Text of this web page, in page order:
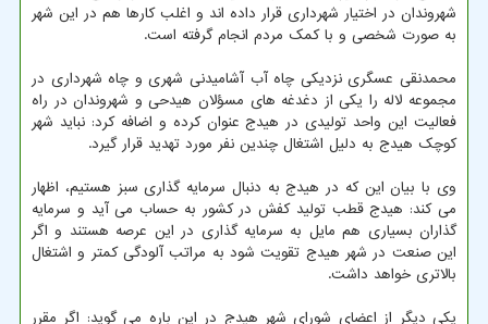
شهروندان در اختیار شهرداری قرار داده اند و اغلب کارها هم در این شهر
به صورت شخصی و با کمک مردم انجام گرفته است.
محمدنقی عسگری نزدیکی چاه آب آشامیدنی شهری و چاه شهرداری در
مجموعه لاله را یکی از دغدغه های مسؤلان هیدحی و شهروندان در راه
فعالیت این واحد تولیدی در هیدج عنوان کرده و اضافه کرد: نباید شهر
کوچک هیدج به دلیل اشتغال چندین نفر مورد تهدید قرار گیرد.
وی با بیان این که در هیدج به دنبال سرمایه گذاری سبز هستیم، اظهار
می کند: هیدج قطب تولید کفش در کشور به حساب می آید و سرمایه
گذاران بسیاری هم مایل به سرمایه گذاری در این عرصه هستند و اگر
این صنعت در شهر هیدج تقویت شود به مراتب آلودگی کمتر و اشتغال
بالاتری خواهد داشت.
یکی دیگر از اعضای شورای شهر هیدج در این باره می گوید: اگر مقرر